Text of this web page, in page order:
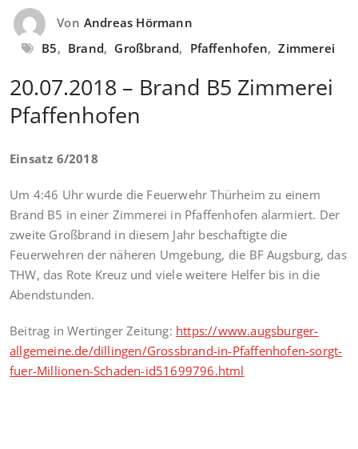
Von Andreas Hörmann
B5, Brand, Großbrand, Pfaffenhofen, Zimmerei
20.07.2018 – Brand B5 Zimmerei
Pfaffenhofen
Einsatz 6/2018
Um 4:46 Uhr wurde die Feuerwehr Thürheim zu einem
Brand B5 in einer Zimmerei in Pfaffenhofen alarmiert. Der
zweite Großbrand in diesem Jahr beschaftigte die
Feuerwehren der näheren Umgebung, die BF Augsburg, das
THW, das Rote Kreuz und viele weitere Helfer bis in die
Abendstunden.
Beitrag in Wertinger Zeitung: https://www.augsburger-
allgemeine.de/dillingen/Grossbrand-in-Pfaffenhofen-sorgt-
fuer-Millionen-Schaden-id51699796.html